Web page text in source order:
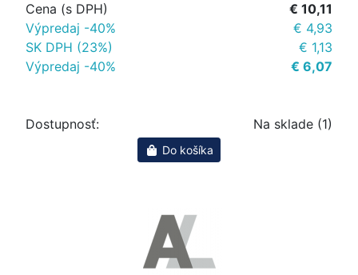
Cena (s DPH)
€ 10,11
Výpredaj -40%
€ 4,93
SK DPH (23%)
€ 1,13
Výpredaj -40%
€ 6,07
Dostupnosť: Na sklade (1)
Do košíka